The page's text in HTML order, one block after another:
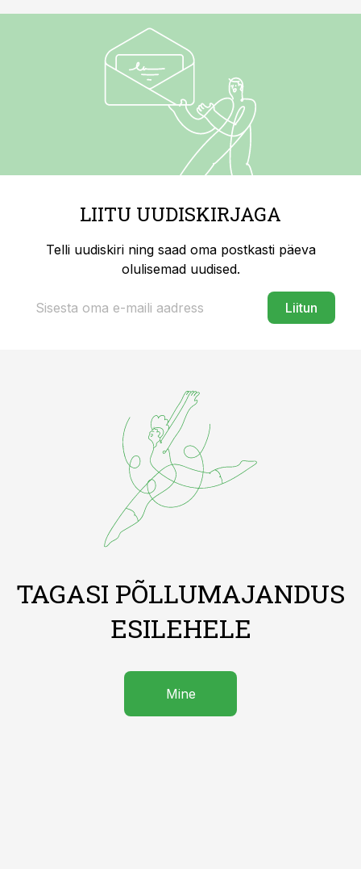
LIITU UUDISKIRJAGA
Telli uudiskiri ning saad oma postkasti päeva
olulisemad uudised.
Liitun
TAGASI PÕLLUMAJANDUS
ESILEHELE
Mine